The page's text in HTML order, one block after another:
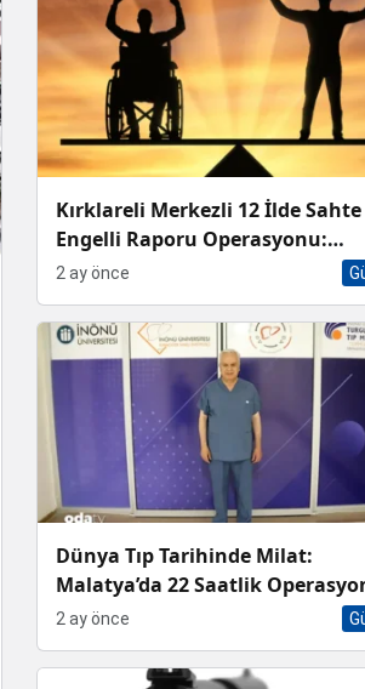
Kırklareli Merkezli 12 İlde Sahte
Engelli Raporu Operasyonu:
Aralarında Doktorların da
2 ay önce
Dünya Tıp Tarihinde Milat:
Malatya’da 22 Saatlik
Sekizli Çapraz Karaciğer Nakli
2 ay önce